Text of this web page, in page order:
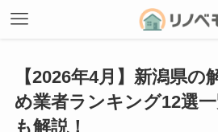
【2026年4月】新潟県の
め業者ランキング12選
も解説！